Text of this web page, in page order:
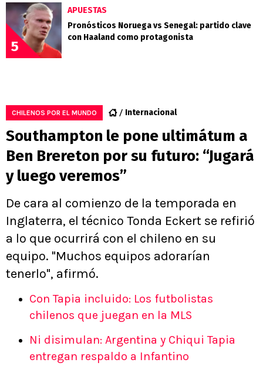
5
APUESTAS
Pronósticos Noruega vs Senegal: partido clave
con Haaland como protagonista
CHILENOS POR EL MUNDO Internacional
Southampton le pone ultimátum a
Ben Brereton por su futuro: “Jugará
y luego veremos”
De cara al comienzo de la temporada en
Inglaterra, el técnico Tonda Eckert se refirió
a lo que ocurrirá con el chileno en su
equipo. "Muchos equipos adorarían
tenerlo", afirmó.
Con Tapia incluido: Los futbolistas
chilenos que juegan en la MLS
Ni disimulan: Argentina y Chiqui Tapia
entregan respaldo a Infantino